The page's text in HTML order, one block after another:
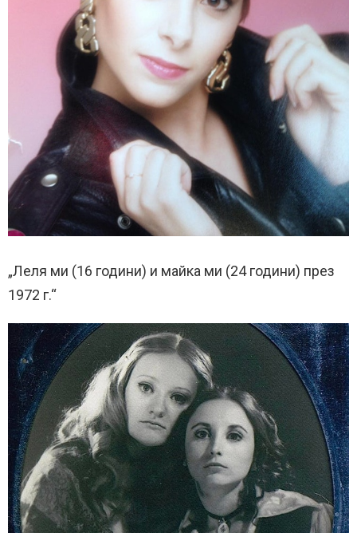
„Леля ми (16 години) и майка ми (24 години) през
1972 г.“